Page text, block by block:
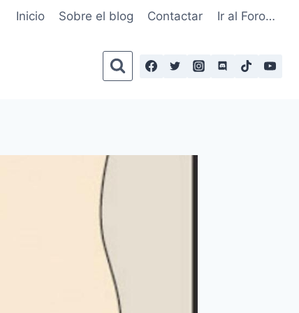
Inicio Sobre el blog Contactar Ir al Foro…